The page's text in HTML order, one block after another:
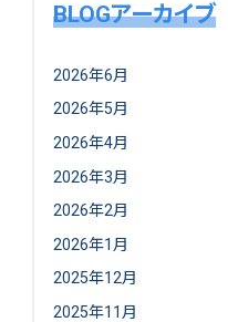
BLOGアーカイブ
2026年6月
2026年5月
2026年4月
2026年3月
2026年2月
2026年1月
2025年12月
2025年11月